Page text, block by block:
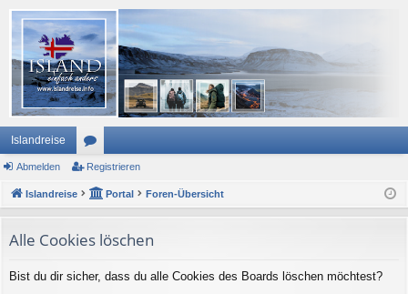
Islandreise
or
en
Abmelden Registrieren
Islandreise Portal Foren-Übersicht
Alle Cookies löschen
Bist du dir sicher, dass du alle Cookies des Boards löschen möchtest?